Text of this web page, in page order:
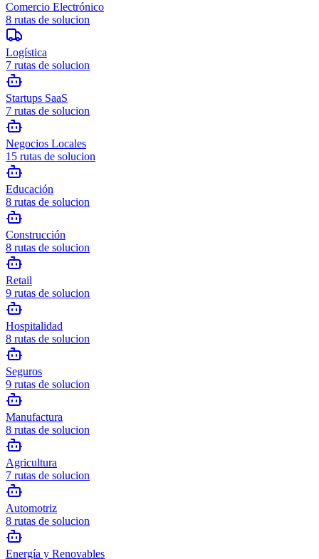
Comercio Electrónico
8 rutas de solucion
Logística
7 rutas de solucion
Startups SaaS
7 rutas de solucion
Negocios Locales
15 rutas de solucion
Educación
8 rutas de solucion
Construcción
8 rutas de solucion
Retail
9 rutas de solucion
Hospitalidad
8 rutas de solucion
Seguros
9 rutas de solucion
Manufactura
8 rutas de solucion
Agricultura
7 rutas de solucion
Automotriz
8 rutas de solucion
Energía y Renovables